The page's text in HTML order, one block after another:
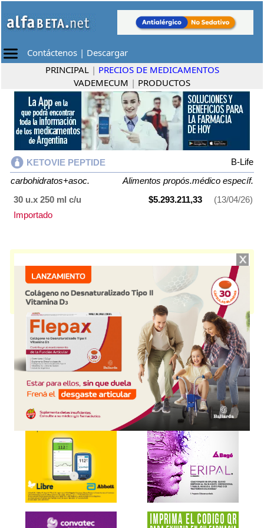
Contáctenos | Descargar
PRINCIPAL | PRECIOS DE MEDICAMENTOS
VADEMECUM | PRODUCTOS
KETOVIE PEPTIDE
B-Life
carbohidratos+asoc.
Alimentos propós.médico específ.
30 u.x 250 ml c/u
$5.293.211,33
(13/04/26)
Importado
y cuenta con
1 presentación disponible.
Producto importado.
Explorar más
Otros productos con
carbohidratos+asoc.
Otros productos deB-Life